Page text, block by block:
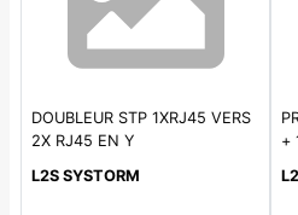
DOUBLEUR STP 1XRJ45 VERS
2X RJ45 EN Y
L2S SYSTORM
+